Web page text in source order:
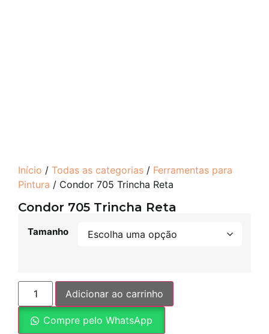
Início / Todas as categorias / Ferramentas para
Pintura / Condor 705 Trincha Reta
Condor 705 Trincha Reta
Tamanho
Adicionar ao carrinho
Compre pelo WhatsApp